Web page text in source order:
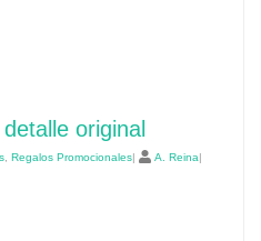
original
Regalos Promocionales| A. Reina|